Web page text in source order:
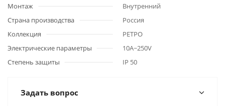
Монтаж
Внутренний
Страна производства
Россия
Коллекция
РЕТРО
Электрические параметры
10А~250V
Степень защиты
IP 50
Задать вопрос